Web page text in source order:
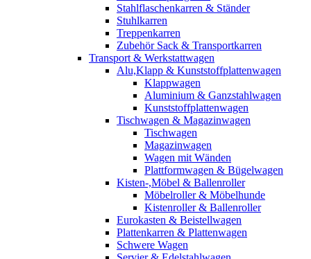
Stahlflaschenkarren & Ständer
Stuhlkarren
Treppenkarren
Zubehör Sack & Transportkarren
Transport & Werkstattwagen
Alu,Klapp & Kunststoffplattenwagen
Klappwagen
Aluminium & Ganzstahlwagen
Kunststoffplattenwagen
Tischwagen & Magazinwagen
Tischwagen
Magazinwagen
Wagen mit Wänden
Plattformwagen & Bügelwagen
Kisten-,Möbel & Ballenroller
Möbelroller & Möbelhunde
Kistenroller & Ballenroller
Eurokasten & Beistellwagen
Plattenkarren & Plattenwagen
Schwere Wagen